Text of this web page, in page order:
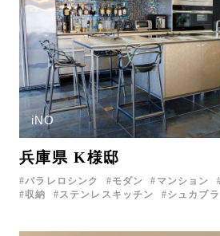
iNO
兵庫県 K様邸
パラレロシンク モダン マンション
収納
ステンレスキッチン シュカブラ